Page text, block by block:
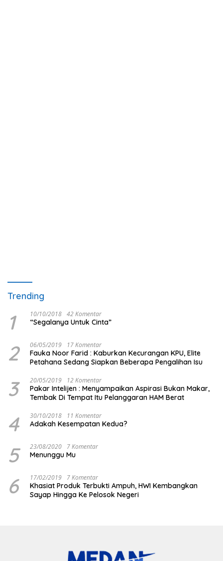
Trending
1 10/10/2018 42 Komentar
“Segalanya Untuk Cinta”
2 06/05/2019 17 Komentar
Fauka Noor Farid : Kaburkan Kecurangan KPU, Elite
Petahana Sedang Siapkan Beberapa Pengalihan Isu
3 20/05/2019 12 Komentar
Pakar Intelijen : Menyampaikan Aspirasi Bukan Makar,
Tembak Di Tempat Itu Pelanggaran HAM Berat
4 30/10/2018 11 Komentar
Adakah Kesempatan Kedua?
5 23/08/2020 7 Komentar
Menunggu Mu
6 17/02/2019 7 Komentar
Khasiat Produk Terbukti Ampuh, HWI Kembangkan
Sayap Hingga Ke Pelosok Negeri